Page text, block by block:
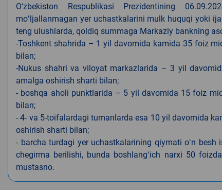
O‘zbekiston Respublikasi Prezidentining
moʻljallanmagan yer uchastkalarini mulk huquqi yoki
teng ulushlarda, qoldiq summaga Markaziy bankning
-Toshkent shahrida – 1 yil davomida kamida 35 foiz
bilan;
-Nukus shahri va viloyat markazlarida – 3 yil
amalga oshirish sharti bilan;
- boshqa aholi punktlarida – 5 yil davomida 15 foiz
bilan;
- 4- va 5-toifalardagi tumanlarda esa 10 yil davomida
oshirish sharti bilan;
- barcha turdagi yer uchastkalarining qiymati oʻn
chegirma berilishi, bunda boshlangʻich narxi 50
mustasno.